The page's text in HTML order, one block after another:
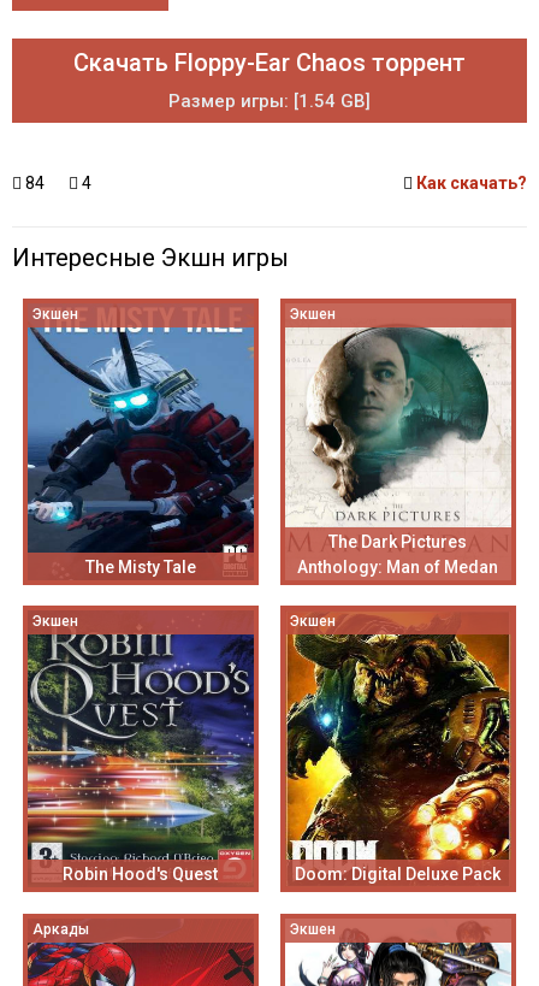
Скачать Floppy-Ear Chaos торрент
Размер игры: [1.54 GB]
84 4 Как скачать?
Интересные Экшн игры
Экшен
The Misty Tale
Экшен
The Dark Pictures
Anthology: Man of Medan
Экшен
Robin Hood's Quest
Экшен
Doom: Digital Deluxe Pack
Аркады Экшен